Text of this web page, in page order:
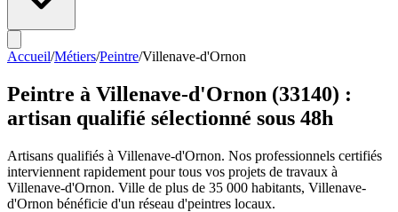
Accueil/Métiers/Peintre/Villenave-d'Ornon
Peintre à Villenave-d'Ornon (33140) :
artisan qualifié sélectionné sous 48h
Artisans qualifiés à Villenave-d'Ornon. Nos professionnels certifiés
interviennent rapidement pour tous vos projets de travaux à
Villenave-d'Ornon. Ville de plus de 35 000 habitants, Villenave-
d'Ornon bénéficie d'un réseau d'peintres locaux.